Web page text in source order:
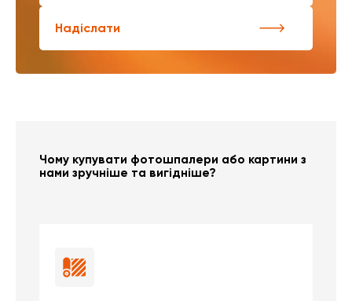
Надіслати
Чому купувати фотошпалери або картини з
нами зручніше та вигідніше?